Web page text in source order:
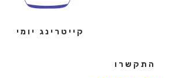
קייטרינג יומי
התקשרו